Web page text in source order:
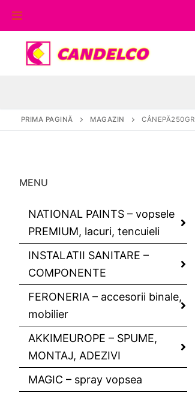
conținut
PRIMA PAGINĂ MAGAZIN CÂNEPĂ250GR
MENU
NATIONAL PAINTS – vopsele
PREMIUM, lacuri, tencuieli
INSTALATII SANITARE –
COMPONENTE
FERONERIA – accesorii binale,
mobilier
AKKIMEUROPE – SPUME,
MONTAJ, ADEZIVI
MAGIC – spray vopsea